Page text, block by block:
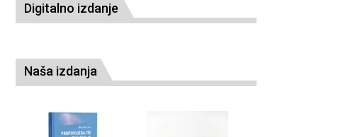
Digitalno izdanje
Naša izdanja